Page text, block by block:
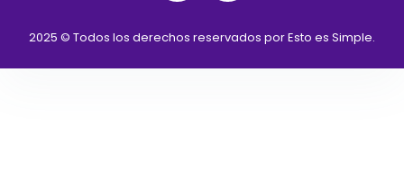
2025 © Todos los derechos reservados por Esto es Simple.